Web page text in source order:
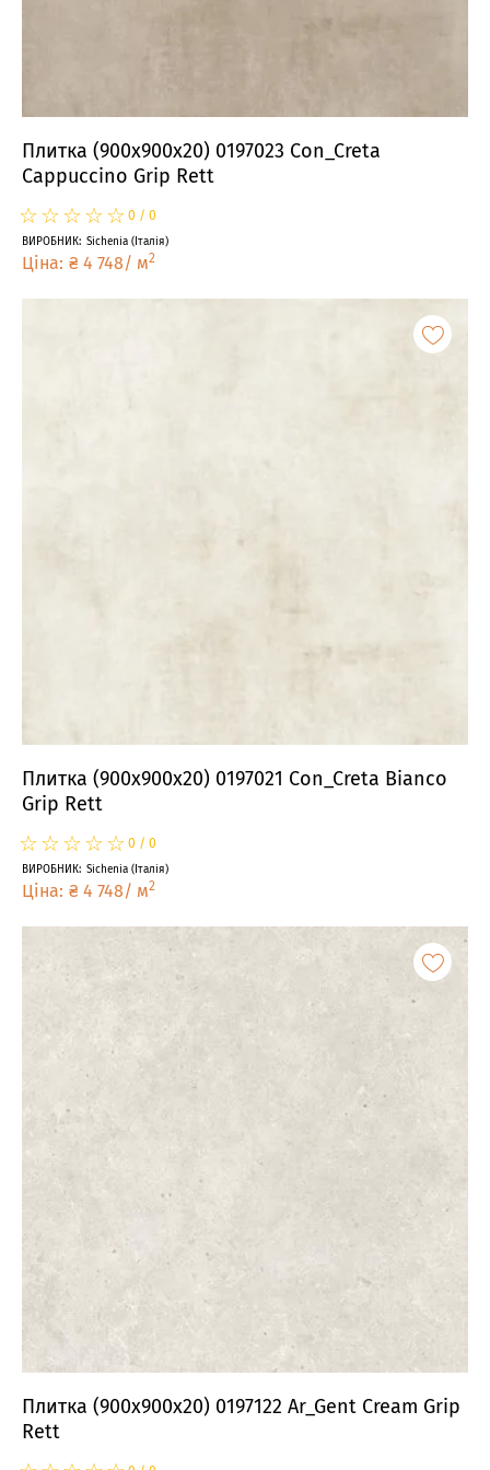
Плитка (900x900x20) 0197023 Con_Creta
Cappuccino Grip Rett
☆
★☆
★☆
★☆
★☆
★ 0 / 0
ВИРОБНИК: Sichenia ( Італія)
Ціна: ₴ 4 748/ м2
Плитка (900x900x20) 0197021 Con_Creta Bianco
Grip Rett
☆
★☆
★☆
★☆
★☆
★ 0 / 0
ВИРОБНИК: Sichenia ( Італія)
Ціна: ₴ 4 748/ м2
Плитка (900x900x20) 0197122 Ar_Gent Cream Grip
Rett